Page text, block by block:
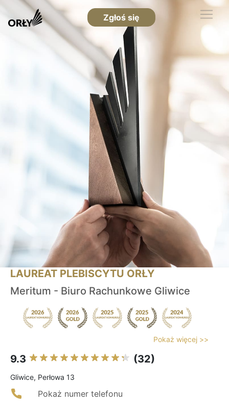
Zgłoś się
LAUREAT PLEBISCYTU ORŁY
Meritum - Biuro Rachunkowe Gliwice
Pokaż więcej >>
9.3 (32)
Gliwice, Perłowa 13
Pokaż numer telefonu